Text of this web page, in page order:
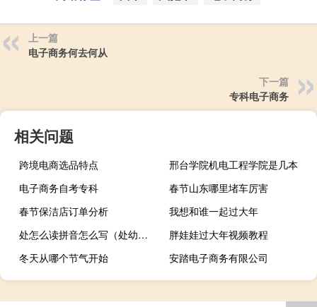
上一篇
电子商务何去何从
下一篇
专科电子商务
相关问题
跨境电商选品特点
邢台学院机电工程学院是几本
电子商务自考专科
春节山东哪里堵车厉害
春节保洁店订单分析
我想和谁一起过大年
处怎么读拼音怎么写（处幼在怎么读）
胖娃娃过大年视频教程
冬天从哪个节气开始
安踏电子商务有限公司